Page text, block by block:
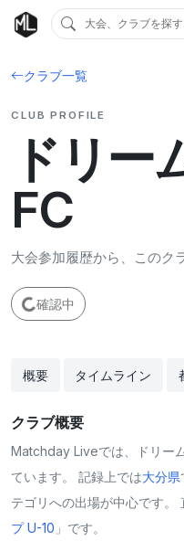
大会、クラブを探す
クラブ一覧
CLUB PROFILE
ドリー
FC
大会参加履歴から、このク
確認中
概要 タイムライン
クラブ概要
Matchday Liveでは、ドリー
ています。 記録上では大分県
テゴリへの出場が中心です。
プ U-10 」です。